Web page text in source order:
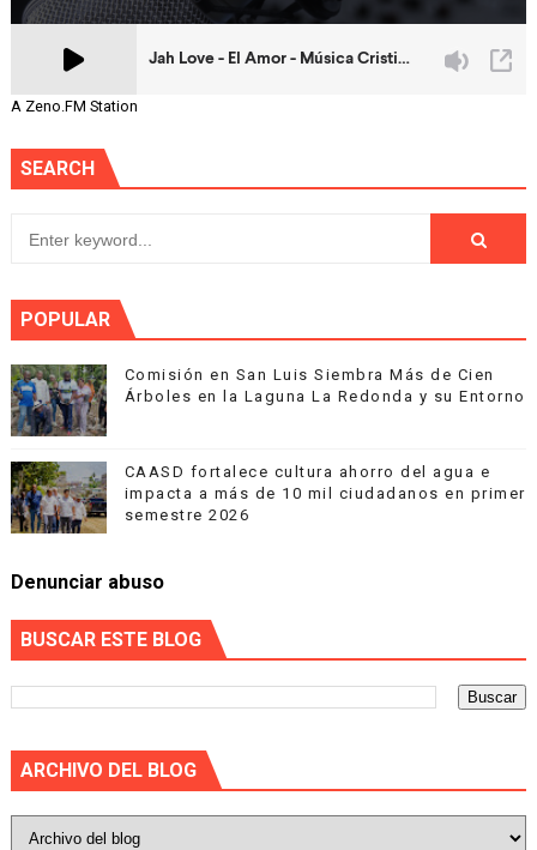
A Zeno.FM Station
SEARCH
POPULAR
Comisión en San Luis Siembra Más de Cien
Árboles en la Laguna La Redonda y su Entorno
CAASD fortalece cultura ahorro del agua e
impacta a más de 10 mil ciudadanos en primer
semestre 2026
Denunciar abuso
BUSCAR ESTE BLOG
ARCHIVO DEL BLOG